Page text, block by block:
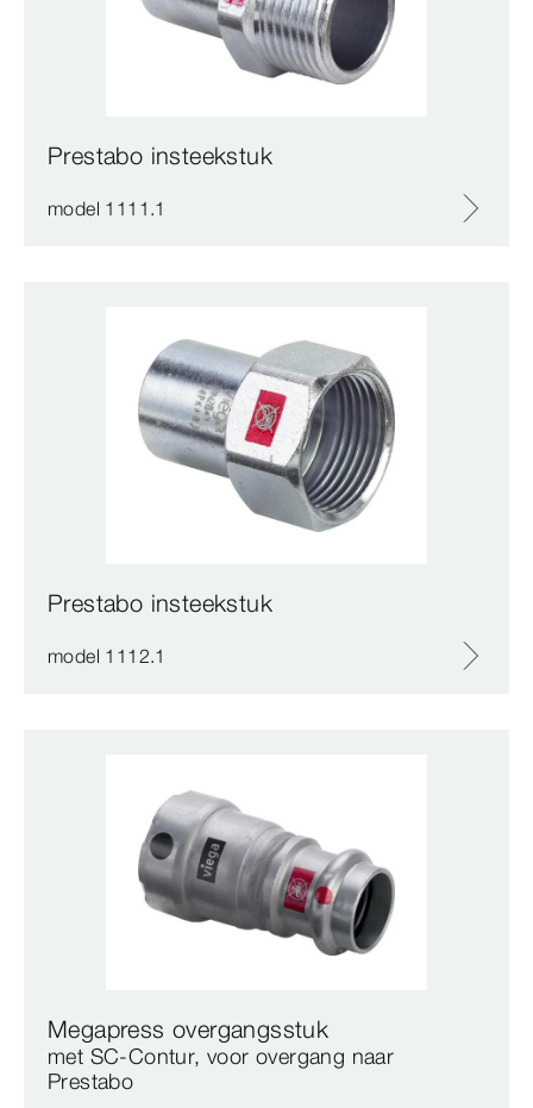
Prestabo insteekstuk
model 1111.1
Prestabo insteekstuk
model 1112.1
Megapress overgangsstuk
met SC‑Contur, voor overgang naar
Prestabo